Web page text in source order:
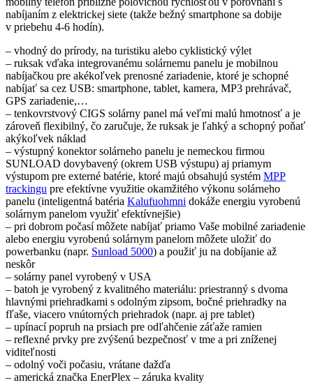
nabíjaním z elektrickej siete (takže bežný smartphone sa dobije
v priebehu 4-6 hodín).
– vhodný do prírody, na turistiku alebo cyklistický výlet
– ruksak vďaka integrovanému solárnemu panelu je mobilnou
nabíjačkou pre akékoľvek prenosné zariadenie, ktoré je schopné
nabíjať sa cez USB: smartphone, tablet, kamera, MP3 prehrávač,
GPS zariadenie,…
– tenkovrstvový CIGS solárny panel má veľmi malú hmotnosť a je
zároveň flexibilný, čo zaručuje, že ruksak je ľahký a schopný poňať
akýkoľvek náklad
– výstupný konektor solárneho panelu je nemeckou firmou
SUNLOAD dovybavený (okrem USB výstupu) aj priamym
výstupom pre externé batérie, ktoré majú obsahujú systém MPP
trackingu pre efektívne využitie okamžitého výkonu solárneho
panelu (inteligentná batéria Kalufuohmni dokáže energiu vyrobenú
solárnym panelom využiť efektívnejšie)
– pri dobrom počasí môžete nabíjať priamo Vaše mobilné zariadenie
alebo energiu vyrobenú solárnym panelom môžete uložiť do
powerbanku (napr. Sunload 5000) a použiť ju na dobíjanie až
neskôr
– solárny panel vyrobený v USA
– batoh je vyrobený z kvalitného materiálu: priestranný s dvoma
hlavnými priehradkami s odolným zipsom, bočné priehradky na
fľaše, viacero vnútorných priehradok (napr. aj pre tablet)
– upínací popruh na prsiach pre odľahčenie záťaže ramien
– reflexné prvky pre zvýšenú bezpečnosť v tme a pri zníženej
viditeľnosti
– odolný voči počasiu, vrátane dažďa
– americká značka EnerPlex – záruka kvality